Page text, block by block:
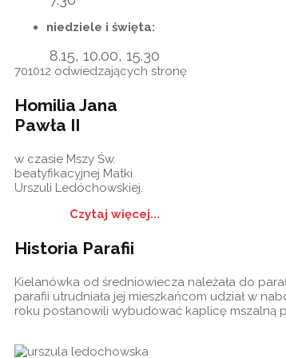
niedziele i święta:
8.15, 10.00, 15.30
701012 odwiedzających stronę
Homilia Jana
Pawła II
w czasie Mszy Św.
beatyfikacyjnej Matki
Urszuli Ledóchowskiej.
Czytaj więcej...
Historia Parafii
Kielanówka od średniowiecza należała do
parafii utrudniała jej mieszkańcom udział w
roku postanowili wybudować kaplicę mszalną